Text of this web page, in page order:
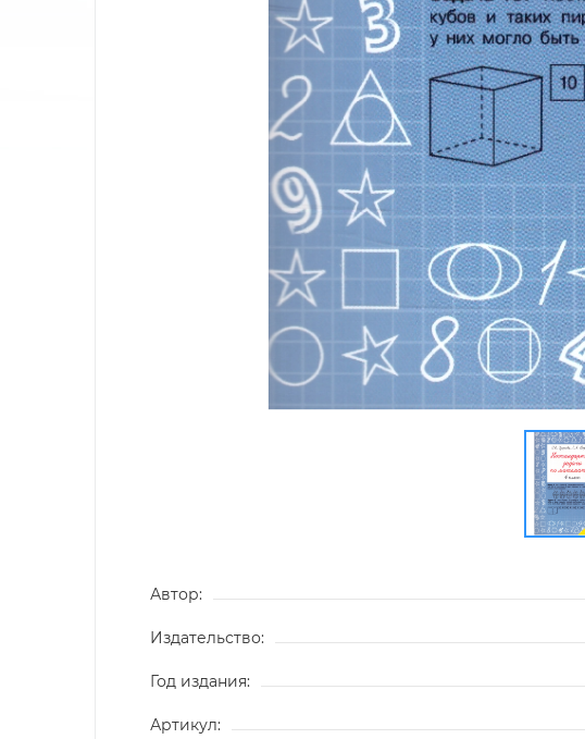
Автор:
Издательство:
Год издания:
Артикул: